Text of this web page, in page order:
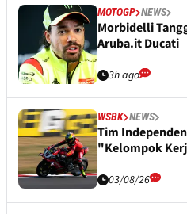
MOTOGP NEWS
Morbidelli
Aruba.it Ducati
3h ago
WSBK NEWS
Tim
"Kelompok
03/08/26